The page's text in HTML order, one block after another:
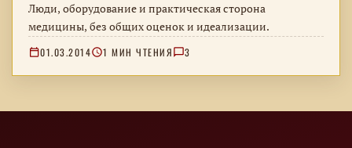
Люди, оборудование и практическая сторона
медицины, без общих оценок и идеализации.
01.03.2014 1 МИН ЧТЕНИЯ 3